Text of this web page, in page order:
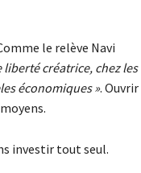
le relève Navi
créatrice, chez les
économiques ». Ouvrir
investir tout seul.